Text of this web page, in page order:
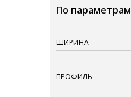
По параметрам
ШИРИНА
ПРОФИЛЬ